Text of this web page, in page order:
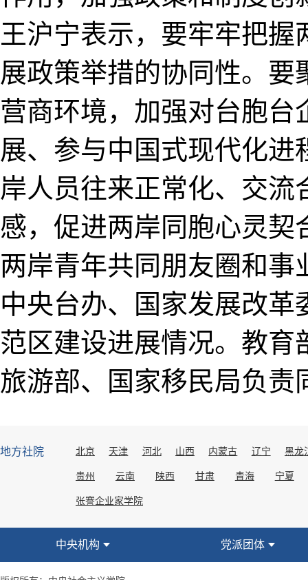
王沪宁表示，要牢牢把
展政策举措的协同性。
营商环境，加强对台胞
展、参与中国式现代化
岸人员往来正常化、交
感，促进两岸同胞心灵契
两岸青年共同朋友圈和事
中央台办、国家发展改
范区建设进展情况。教
旅游部、国家移民局负责
地方社院 北京 天津 河北 山西 内蒙古 辽宁 黑龙
贵州 云南 陕西 甘肃 青海 宁夏
张謇企业家学院
中央机构 党派团体